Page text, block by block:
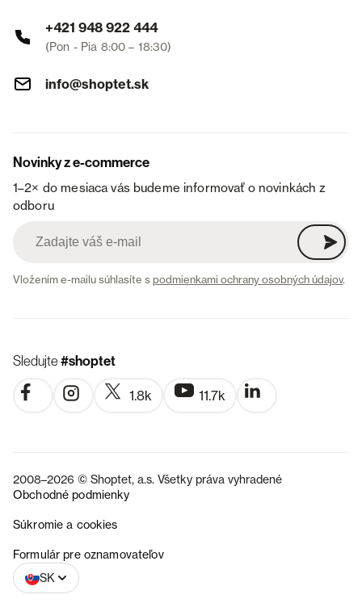
+421 948 922 444
(Pon - Pia 8:00 – 18:30)
info@shoptet.sk
Novinky z e-commerce
1–2× do mesiaca vás budeme informovať o novinkách z
odboru
Vložením e-mailu súhlasíte spodmienkami ochrany osobných údajov.
Sledujte#shoptet
1.8k 11.7k
2008–2026 © Shoptet, a.s. Všetky práva vyhradené
Obchodné podmienky
Súkromie a cookies
Formulár pre oznamovateľov
SK